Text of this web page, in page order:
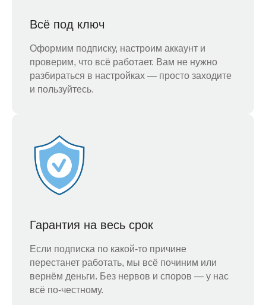
Всё под ключ
Оформим подписку, настроим аккаунт и
проверим, что всё работает. Вам не нужно
разбираться в настройках — просто заходите
и пользуйтесь.
Гарантия на весь срок
Если подписка по какой-то причине
перестанет работать, мы всё починим или
вернём деньги. Без нервов и споров — у нас
всё по-честному.